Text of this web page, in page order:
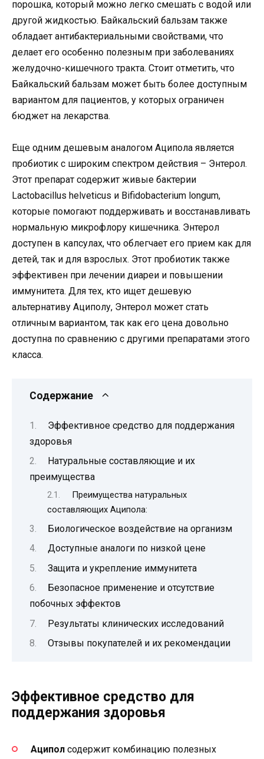
порошка, который можно легко смешать с водой или
другой жидкостью. Байкальский бальзам также
обладает антибактериальными свойствами, что
делает его особенно полезным при заболеваниях
желудочно-кишечного тракта. Стоит отметить, что
Байкальский бальзам может быть более доступным
вариантом для пациентов, у которых ограничен
бюджет на лекарства.
Еще одним дешевым аналогом Аципола является
пробиотик с широким спектром действия – Энтерол.
Этот препарат содержит живые бактерии
Lactobacillus helveticus и Bifidobacterium longum,
которые помогают поддерживать и восстанавливать
нормальную микрофлору кишечника. Энтерол
доступен в капсулах, что облегчает его прием как для
детей, так и для взрослых. Этот пробиотик также
эффективен при лечении диареи и повышении
иммунитета. Для тех, кто ищет дешевую
альтернативу Ациполу, Энтерол может стать
отличным вариантом, так как его цена довольно
доступна по сравнению с другими препаратами этого
класса.
Содержание
Эффективное средство для поддержания
здоровья
Натуральные составляющие и их
преимущества
Преимущества натуральных
составляющих Аципола:
Биологическое воздействие на организм
Доступные аналоги по низкой цене
Защита и укрепление иммунитета
Безопасное применение и отсутствие
побочных эффектов
Результаты клинических исследований
Отзывы покупателей и их рекомендации
Эффективное средство для
поддержания здоровья
Аципол содержит комбинацию полезных